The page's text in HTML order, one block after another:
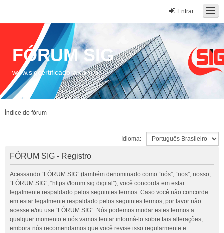
Entrar
FÓRUM SIG
www.sigcertificadora.com.br
Índice do fórum
Idioma:
FÓRUM SIG - Registro
Acessando “FÓRUM SIG” (também denominado como “nós”, “nos”, nosso,
“FÓRUM SIG”, “https://forum.sig.digital”), você concorda em estar
legalmente respaldado pelos seguintes termos. Caso você não concorde
em estar legalmente respaldado pelos seguintes termos, por favor não
acesse e/ou use “FÓRUM SIG”. Nós podemos mudar estes termos a
qualquer momento e nós vamos tentar informá-lo sobre tais alterações,
embora nós recomendamos que você revise isso regularmente e